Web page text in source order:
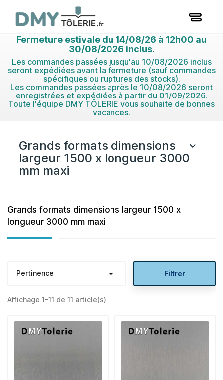
Fermeture estivale du 14/08/26 à 12h00 au
30/08/2026 inclus.
Les commandes passées jusqu'au 10/08/2026 inclus
seront expédiées avant la fermeture (sauf commandes
spécifiques ou ruptures des stocks).
Les commandes passées après le 10/08/2026 seront
enregistrées et expédiées à partir du 01/09/2026.
Toute l'équipe DMY TÔLERIE vous souhaite de bonnes
vacances.
Grands formats dimensions
largeur 1500 x longueur 3000
mm maxi

Grands formats dimensions largeur 1500 x
longueur 3000 mm maxi
Pertinence  Filtrer
Affichage 1-11 de 11 article(s)